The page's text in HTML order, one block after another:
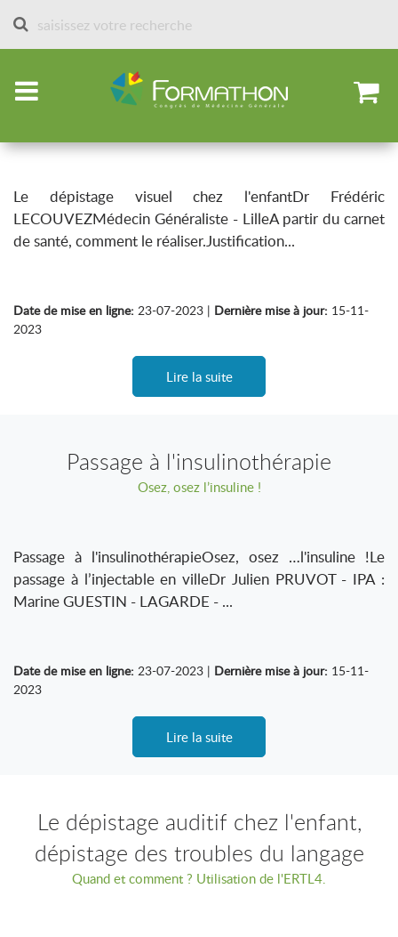
Accueil Sessions des formathons
Dépistage visuel chez l’enfant
Le dépistage visuel chez l'enfantDr Frédéric
LECOUVEZMédecin Généraliste - LilleA partir du carnet
de santé, comment le réaliser.Justification...
Date de mise en ligne: 23-07-2023 | Dernière mise à jour: 15-11-
2023
Lire la suite
Passage à l'insulinothérapie
Osez, osez l’insuline !
Passage à l'insulinothérapieOsez, osez …l'insuline !Le
passage à l’injectable en villeDr Julien PRUVOT - IPA :
Marine GUESTIN - LAGARDE - ...
Date de mise en ligne: 23-07-2023 | Dernière mise à jour: 15-11-
2023
Lire la suite
Le dépistage auditif chez l'enfant,
dépistage des troubles du langage
Quand et comment ? Utilisation de l'ERTL4.